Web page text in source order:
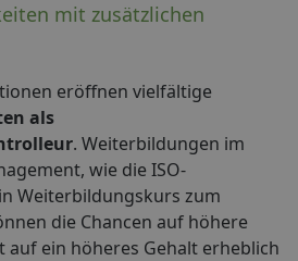
mit zusätzlichen
eröffnen vielfältige
als
. Weiterbildungen im
wie die ISO-
Weiterbildungskurs zum
die Chancen auf höhere
auf ein höheres Gehalt erheblich